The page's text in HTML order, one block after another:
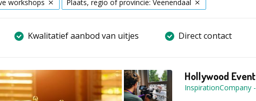
workshops
Plaats, regio of provincie: Veenendaal
Kwalitatief aanbod van uitjes Direct contact
Hollywood Event
InspirationCompany -